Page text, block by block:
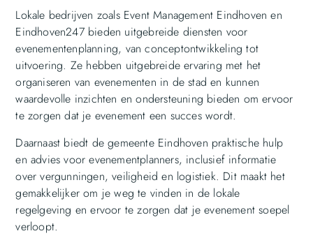
Lokale bedrijven zoals Event Management Eindhoven en
Eindhoven247 bieden uitgebreide diensten voor
evenementenplanning, van conceptontwikkeling tot
uitvoering. Ze hebben uitgebreide ervaring met het
organiseren van evenementen in de stad en kunnen
waardevolle inzichten en ondersteuning bieden om ervoor
te zorgen dat je evenement een succes wordt.
Daarnaast biedt de gemeente Eindhoven praktische hulp
en advies voor evenementplanners, inclusief informatie
over vergunningen, veiligheid en logistiek. Dit maakt het
gemakkelijker om je weg te vinden in de lokale
regelgeving en ervoor te zorgen dat je evenement soepel
verloopt.